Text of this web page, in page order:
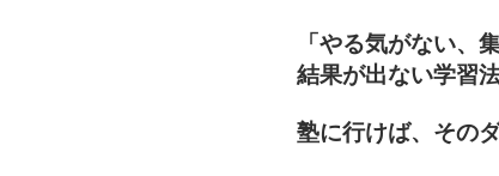
「やる気がない、
結果が出ない学習
塾に行けば、その